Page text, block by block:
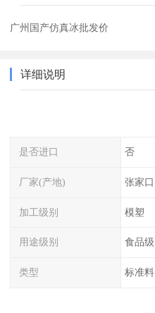
广州国产仿真冰批发价
详细说明
是否进口 否
厂家(产地) 张家口
加工级别 模塑
用途级别 食品级
类型 标准料